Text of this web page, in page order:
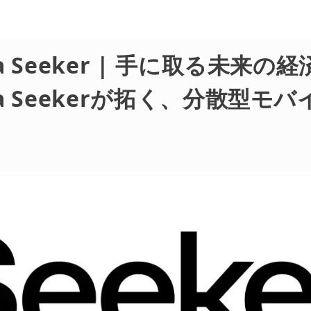
Seeker | 手に取る未来の経
Seekerが拓く、分散型モバ